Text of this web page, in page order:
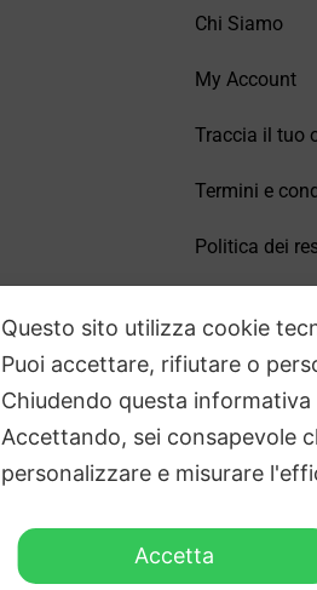
Chi Siamo
My Account
Traccia il tuo
Termini e
Politica dei
Usati | P.IVA 12240940960
Questo sito utilizza cookie
Puoi accettare, rifiutare o
Chiudendo questa
Accettando, sei consapevole
personalizzare e misurare
Accetta